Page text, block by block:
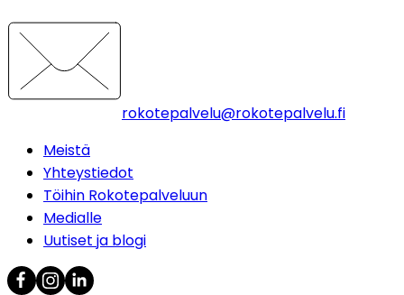
rokotepalvelu@rokotepalvelu.fi
Meistä
Yhteystiedot
Töihin Rokotepalveluun
Medialle
Uutiset ja blogi